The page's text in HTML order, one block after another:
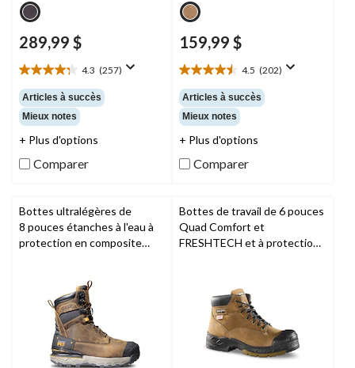
289,99 $
4.3 (257)
4.3
étoile(s)
sur
5.
257
Articles à succès
Mieux notes
+ Plus d'options
Comparer
159,99 $
4.5 (202)
4.5
étoile(s)
sur
5.
202
Articles à succès
Mieux notes
+ Plus d'options
Comparer
Bottes ultralégères de
8 pouces étanches à l'eau à
protection en composite
Bottes de travail de 6 pouces
Quad Comfort et
FRESHTECH et à protection